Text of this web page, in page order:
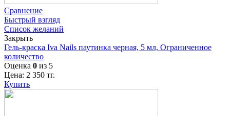
Сравнение
Быстрый взгляд
Список желаний
Закрыть
Гель-краска Iva Nails паутинка черная, 5 мл, Ограниченное
количество
Оценка 0 из 5
Цена: 2 350 тг.
Купить